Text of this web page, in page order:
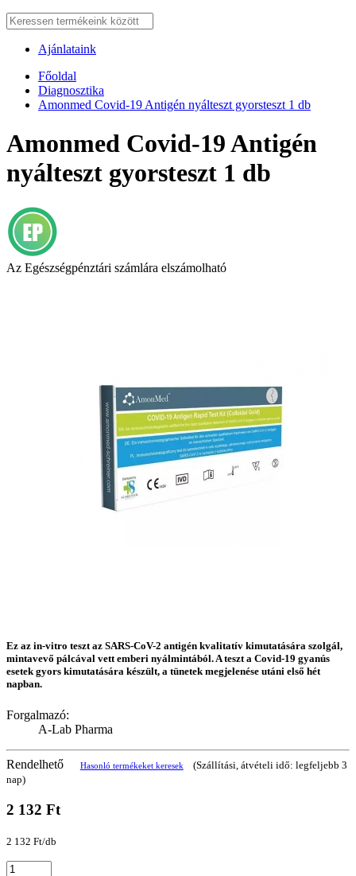
Ajánlataink
Főoldal
Diagnosztika
Amonmed Covid-19 Antigén nyálteszt gyorsteszt 1 db
Amonmed Covid-19 Antigén
nyálteszt gyorsteszt 1 db
Az Egészségpénztári számlára elszámolható
Ez az in-vitro teszt az SARS-CoV-2 antigén kvalitatív kimutatására szolgál,
mintavevő pálcával vett emberi nyálmintából. A teszt a Covid-19 gyanús
esetek gyors kimutatására készült, a tünetek megjelenése utáni első hét
napban.
Forgalmazó:
A-Lab Pharma
Rendelhető Hasonló termékeket keresek
(Szállítási, átvételi idő: legfeljebb 3
nap)
2 132 Ft
2 132 Ft/db